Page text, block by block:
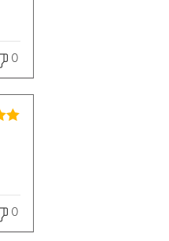
0
0